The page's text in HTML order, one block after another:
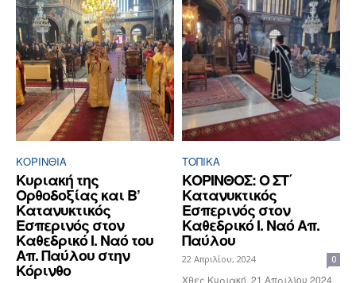
ΚΟΡΙΝΘΊΑ
Κυριακή της
Ορθοδοξίας και Β’
Κατανυκτικός
Εσπερινός στον
Καθεδρικό Ι. Ναό του
Απ. Παύλου στην
Κόρινθο
ΤΟΠΙΚΑ
ΚΟΡΙΝΘΟΣ: Ο ΣΤ΄
Κατανυκτικός
Εσπερινός στον
Καθεδρικό Ι. Ναό Απ.
Παύλου
22 Απριλίου, 2024 0
Χθες Κυριακή, 21 Απριλίου 2024,